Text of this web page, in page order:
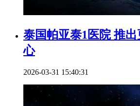
泰国帕亚泰1医院 推
心
2026-03-31 15:40:31